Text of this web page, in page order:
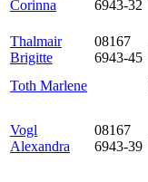
Corinna
6943-32
Thalmair
Brigitte
08167
6943-45
Toth Marlene
Vogl
Alexandra
08167
6943-39